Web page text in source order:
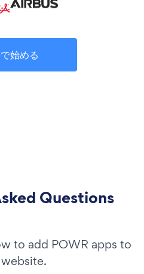
始める
Questions
to add POWR apps to